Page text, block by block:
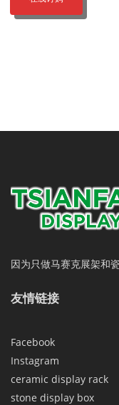
因为只做马赛克展架和
友情链接
Facebook
Instagram
ceramic display rack
stone display box